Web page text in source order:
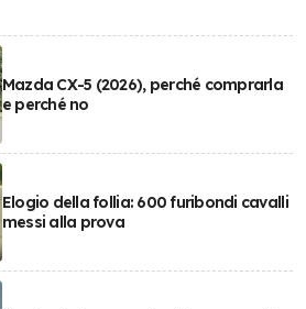
Mazda CX-5 (2026), perché comprarla
e perché no
Elogio della follia: 600 furibondi cavalli
messi alla prova